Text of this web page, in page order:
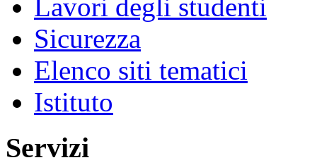
Lavori degli studenti
Sicurezza
Elenco siti tematici
Istituto
Servizi